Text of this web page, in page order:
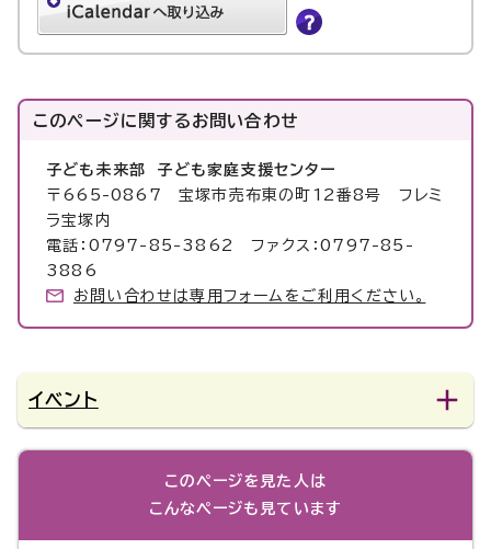
このページに関するお問い合わせ
子ども未来部 子ども家庭支援センター
〒665-0867 宝塚市売布東の町12番8号 フレミ
ラ宝塚内
電話：0797-85-3862 ファクス：0797-85-
3886
お問い合わせは専用フォームをご利用ください。
イベント
このページを見た人は
こんなページも見ています